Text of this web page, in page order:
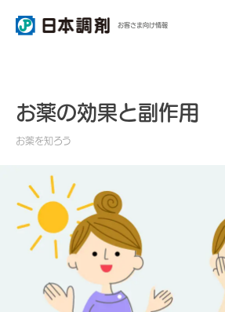
お客さま向け情報
お薬の効果と副作用
お薬を知ろう